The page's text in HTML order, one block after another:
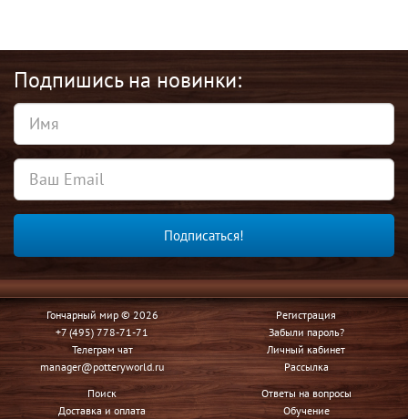
Подпишись на новинки:
Подписаться!
Гончарный мир © 2026
+7 (495) 778-71-71
Телеграм чат
manager@potteryworld.ru
Регистрация
Забыли пароль?
Личный кабинет
Рассылка
Поиск
Доставка и оплата
Ответы на вопросы
Обучение